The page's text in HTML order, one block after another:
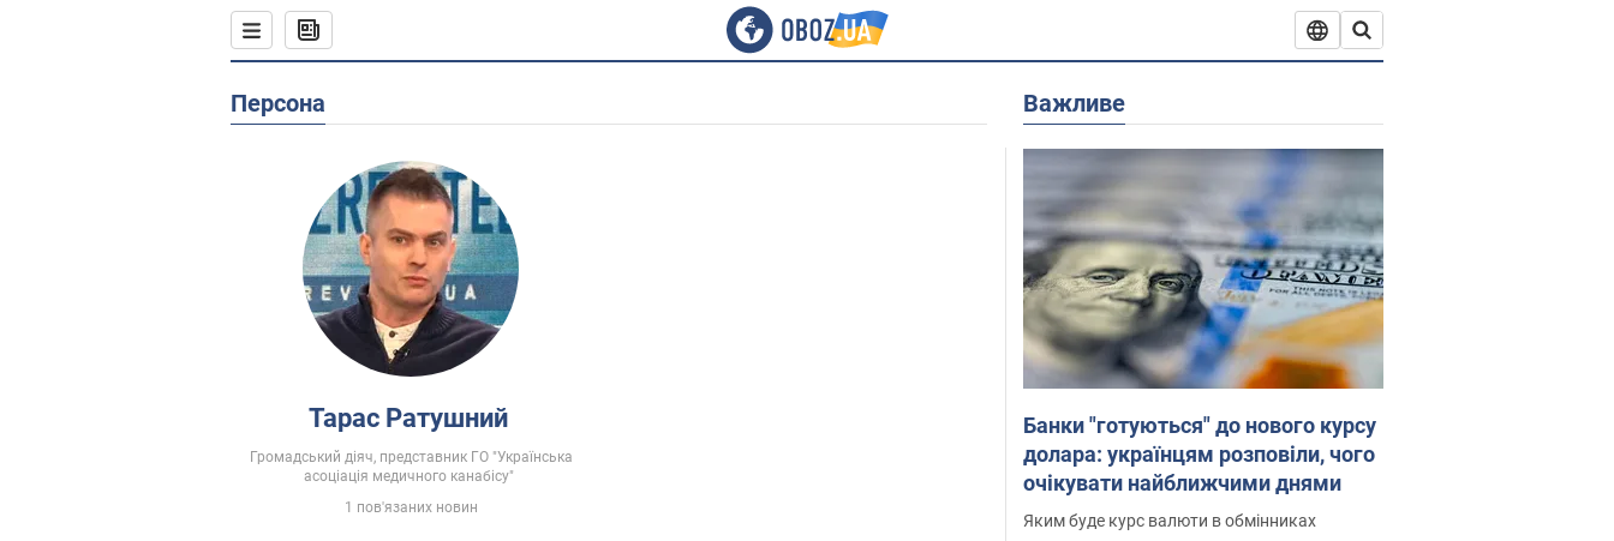
Персона
Тарас Ратушний
Громадський діяч, представник ГО "Українська
асоціація медичного канабісу"
1 пов'язаних новин
Важливе
Банки "готуються" до нового курсу
долара: українцям розповіли, чого
очікувати найближчими днями
Яким буде курс валюти в обмінниках